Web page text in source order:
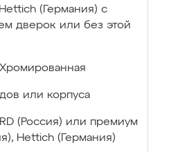
(Германия) с
дверок или без этой
Хромированная
или корпуса
(Россия) или премиум
Hettich (Германия)